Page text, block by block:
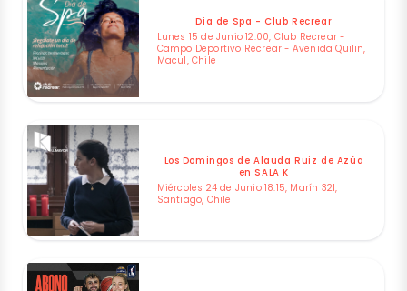
Dia de Spa - Club Recrear
Lunes 15 de Junio 12:00, Club Recrear -
Campo Deportivo Recrear - Avenida Quilin,
Macul, Chile
Los Domingos de Alauda Ruiz de Azúa
en SALA K
Miércoles 24 de Junio 18:15, Marín 321,
Santiago, Chile